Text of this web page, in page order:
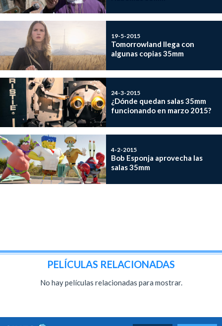
19-5-2015
Tomorrowland llega con
algunas copias 35mm
24-3-2015
¿Dónde quedan salas 35mm
funcionando en marzo 2015?
4-2-2015
Bob Esponja aprovecha las
salas 35mm
PELÍCULAS RELACIONADAS
No hay películas relacionadas para mostrar.